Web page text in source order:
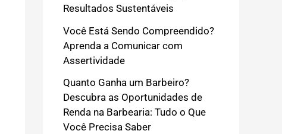
Resultados Sustentáveis
Você Está Sendo Compreendido?
Aprenda a Comunicar com
Assertividade
Quanto Ganha um Barbeiro?
Descubra as Oportunidades de
Renda na Barbearia: Tudo o Que
Você Precisa Saber